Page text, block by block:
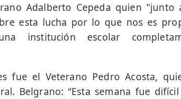
Adalberto Cepeda quien "junto
esta lucha por lo que nos es
institución escolar
fue el Veterano Pedro Acosta,
Belgrano: “Esta semana fue